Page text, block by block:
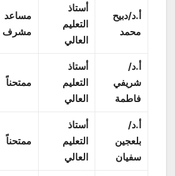
أ.د/دبيح
محمد
أستاذ
التعليم
العالي
مساعد
مشرف
أ.د/
شريفي
فاطمة
أستاذ
التعليم
العالي
ممتحناً
أ.د/
بلعجين
سفيان
أستاذ
التعليم
العالي
ممتحناً